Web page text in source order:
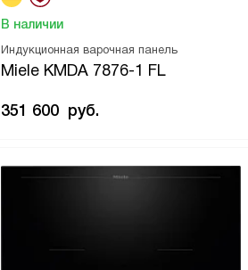
Индукционная варочная панель
Miele KMDA 7876-1 FL
В наличии
351 600 руб.